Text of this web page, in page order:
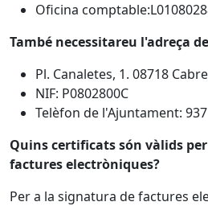
Oficina
També necessitareu l'adreça
Pl. Canaletes, 1. 08718
NIF: P0802800C
Telèfon de l'Ajuntament:
Quins certificats són vàlids
factures electròniques?
Per a la signatura de factures